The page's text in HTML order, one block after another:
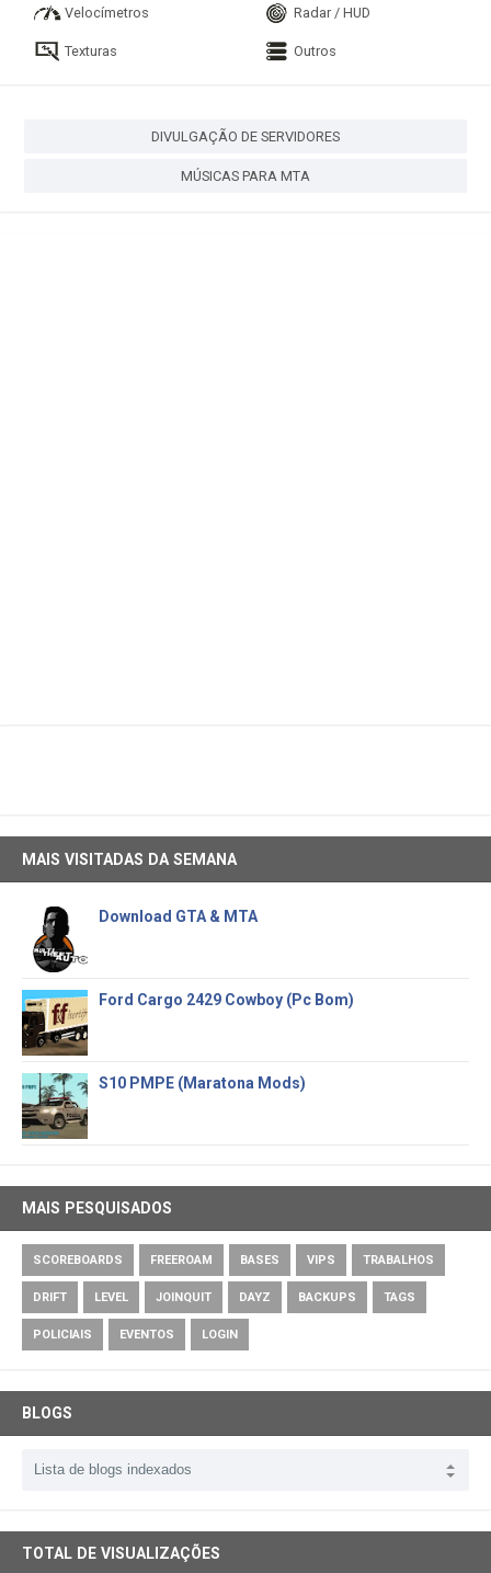
Velocímetros Radar / HUD
Texturas Outros
DIVULGAÇÃO DE SERVIDORES
MÚSICAS PARA MTA
MAIS VISITADAS DA SEMANA
Download GTA & MTA
Ford Cargo 2429 Cowboy (Pc Bom)
S10 PMPE (Maratona Mods)
MAIS PESQUISADOS
SCOREBOARDS FREEROAM BASES VIPS TRABALHOS
DRIFT LEVEL JOINQUIT DAYZ BACKUPS TAGS
POLICIAIS EVENTOS LOGIN
BLOGS
TOTAL DE VISUALIZAÇÕES